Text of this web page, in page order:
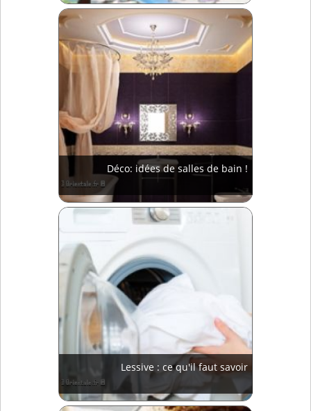
Déco: idées de salles de bain !
Lessive : ce qu'il faut savoir